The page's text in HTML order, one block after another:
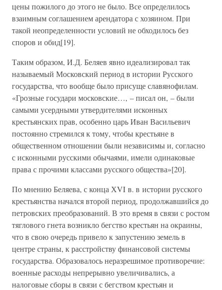
цены пожилого до этого не было. Все определилось
взаимным соглашением арендатора с хозяином. При
такой неопределенности условий не обходилось без
споров и обид[19].
Таким образом, И.Д. Беляев явно идеализировал так
называемый Московский период в истории Русского
государства, что вообще было присуще славянофилам.
«Грозные государи московские…, – писал он, – были
самыми усердными утвердителями исконных
крестьянских прав, особенно царь Иван Васильевич
постоянно стремился к тому, чтобы крестьяне в
общественном отношении были независимы и, согласно
с исконными русскими обычаями, имели одинаковые
права с прочими классами русского общества»[20].
По мнению Беляева, с конца ХVI в. в истории русского
крестьянства начался второй период, продолжавшийся до
петровских преобразований. В это время в связи с ростом
тяглового гнета возникло бегство крестьян на окраины,
что в свою очередь привело к запустению земель в
центре страны, к расстройству финансовой системы
государства. Образовалось неразрешимое противоречие:
военные расходы непрерывно увеличивались, а
налоговые сборы в связи с бегством крестьян и